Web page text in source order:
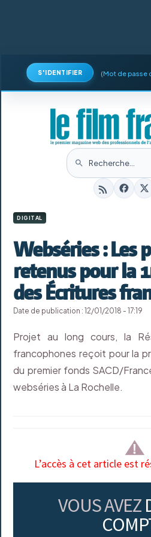
S'IDENTIFIER (Mot de passe
DIGITAL
Webséries : Les
retenus pour la
des Écritures
Date de publication : 12/01/2018 - 17:19
Projet au long cours, la
francophones reçoit pour la
du premier fonds SACD/
webséries à La Rochelle.
L’accès à cet article est
VOUS AVEZ